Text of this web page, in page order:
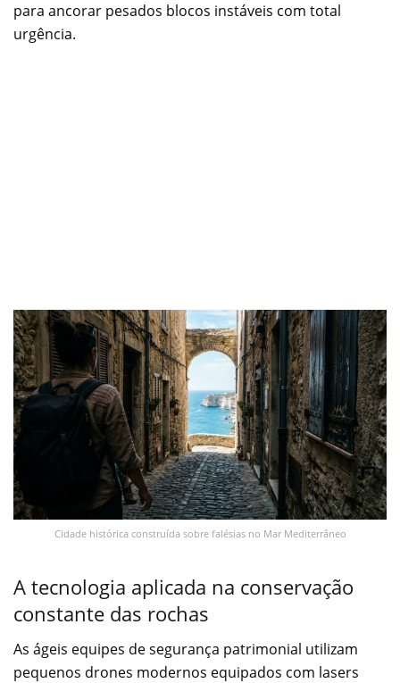
para ancorar pesados blocos instáveis com total
urgência.
Cidade histórica construída sobre falésias no Mar Mediterrâneo
A tecnologia aplicada na conservação
constante das rochas
As ágeis equipes de segurança patrimonial utilizam
pequenos drones modernos equipados com lasers